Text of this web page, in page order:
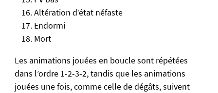
Altération d’état néfaste
Endormi
Mort
Les animations jouées en boucle sont répétées
dans l’ordre 1-2-3-2, tandis que les animations
jouées une fois, comme celle de dégâts, suivent